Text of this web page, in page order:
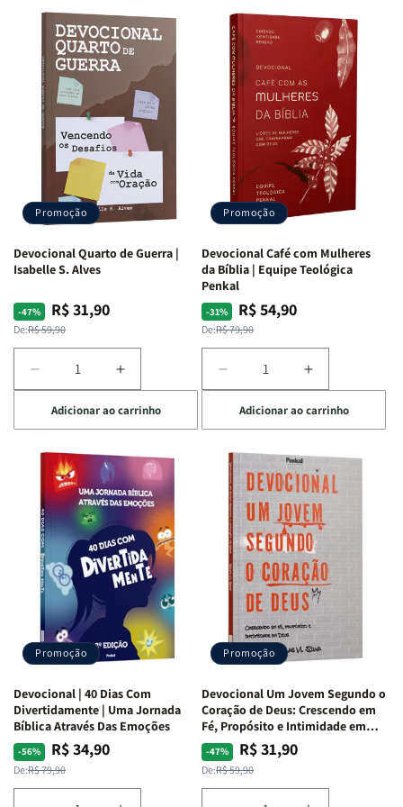
Promoção
Devocional Quarto de Guerra |
Isabelle S. Alves
-47%
Preço
normal
De:R$ 59,90
Preço
promocional
R$ 31,90
Diminuir
a
quantidade
de
Devocional
Quarto
de
Guerra
Isabelle
S.
Alves
Aumentar
a
quantidade
de
Devocional
Quarto
de
Guerra
|
Isabelle
S.
Alves
Adicionar ao carrinho
Promoção
Devocional Café com Mulheres
da Bíblia | Equipe Teológica
Penkal
-31%
Preço
normal
De:R$ 79,90
Preço
promocional
R$ 54,90
Diminuir
a
quantidade
de
Devocional
Café
com
Mulheres
da
Bíblia
Equipe
Teológica
Penkal
Aumentar
a
quantidade
de
Devocional
Café
com
Mulheres
da
Bíblia
|
Equipe
Teológica
Penkal
Adicionar ao carrinho
Promoção
Devocional | 40 Dias Com
Divertidamente | Uma Jornada
Bíblica Através Das Emoções
-56%
Preço
normal
De:R$ 79,90
Preço
promocional
R$ 34,90
Promoção
Devocional Um Jovem Segundo o
Coração de Deus: Crescendo em
Fé, Propósito e Intimidade em
Deus
-47%
Preço
normal
De:R$ 59,90
Preço
promocional
R$ 31,90